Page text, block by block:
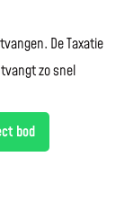
De Taxatie
zo snel
bod